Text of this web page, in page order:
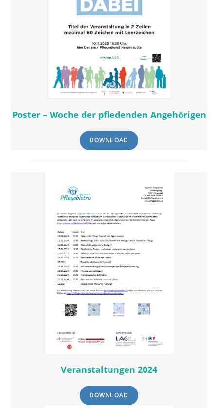
Poster – Woche der pfledenden Angehörigen
DOWNLOAD
Veranstaltungen 2024
DOWNLOAD